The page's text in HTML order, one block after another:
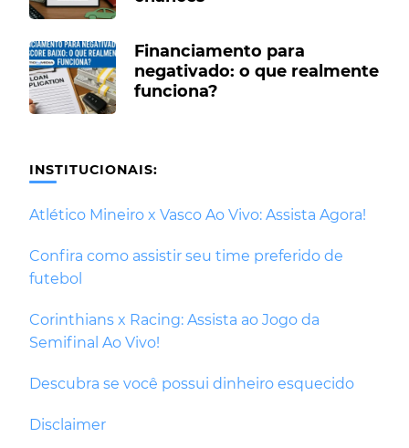
Financiamento para
negativado: o que realmente
funciona?
INSTITUCIONAIS:
Atlético Mineiro x Vasco Ao Vivo: Assista Agora!
Confira como assistir seu time preferido de
futebol
Corinthians x Racing: Assista ao Jogo da
Semifinal Ao Vivo!
Descubra se você possui dinheiro esquecido
Disclaimer